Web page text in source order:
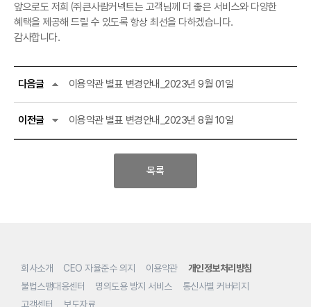
앞으로도 저희 ㈜큰사람커넥트는 고객님께 더 좋은 서비스와 다양한
혜택을 제공해 드릴 수 있도록 항상 최선을 다하겠습니다.
감사합니다.
다음글 이용약관 별표 변경안내_2023년 9월 01일
이전글 이용약관 별표 변경안내_2023년 8월 10일
목록
회사소개 CEO 자율준수 의지 이용약관
개인정보처리방침
불법스팸대응센터
명의도용 방지 서비스
통신사별 커버리지
고객센터
보도자료